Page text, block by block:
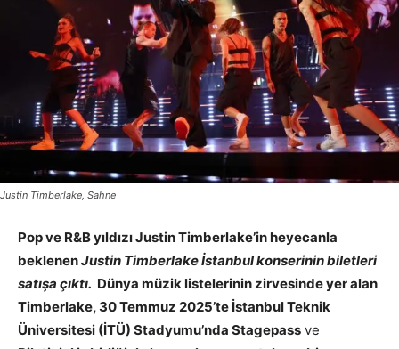
Justin Timberlake, Sahne
Pop ve R&B yıldızı Justin Timberlake’in heyecanla
beklenenJustin Timberlake İstanbul konserinin biletleri
satışa çıktı. Dünya müzik listelerinin zirvesinde yer alan
Timberlake, 30 Temmuz 2025’te İstanbul Teknik
Üniversitesi (İTÜ) Stadyumu’nda Stagepass ve